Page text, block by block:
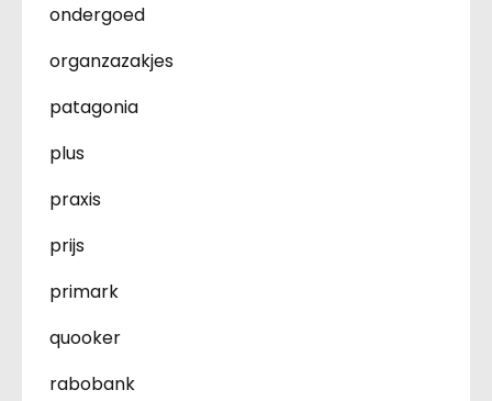
ondergoed
organzazakjes
patagonia
plus
praxis
prijs
primark
quooker
rabobank